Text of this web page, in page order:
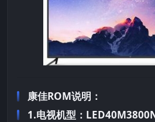
康佳ROM说明：
1.电视机型：